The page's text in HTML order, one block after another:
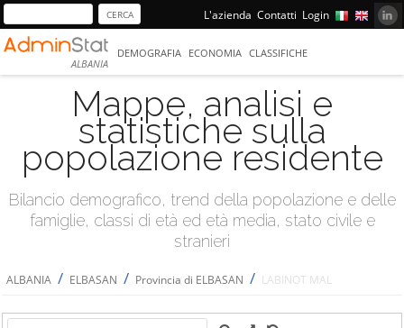
L'azienda Contatti Login
ALBANIA
DEMOGRAFIA ECONOMIA CLASSIFICHE
Mappe, analisi e
statistiche sulla
popolazione residente
Bilancio demografico, trend della popolazione e delle
famiglie, classi di età ed età media, stato civile e
stranieri
ALBANIA / ELBASAN / Provincia di ELBASAN / LABINOT MAL